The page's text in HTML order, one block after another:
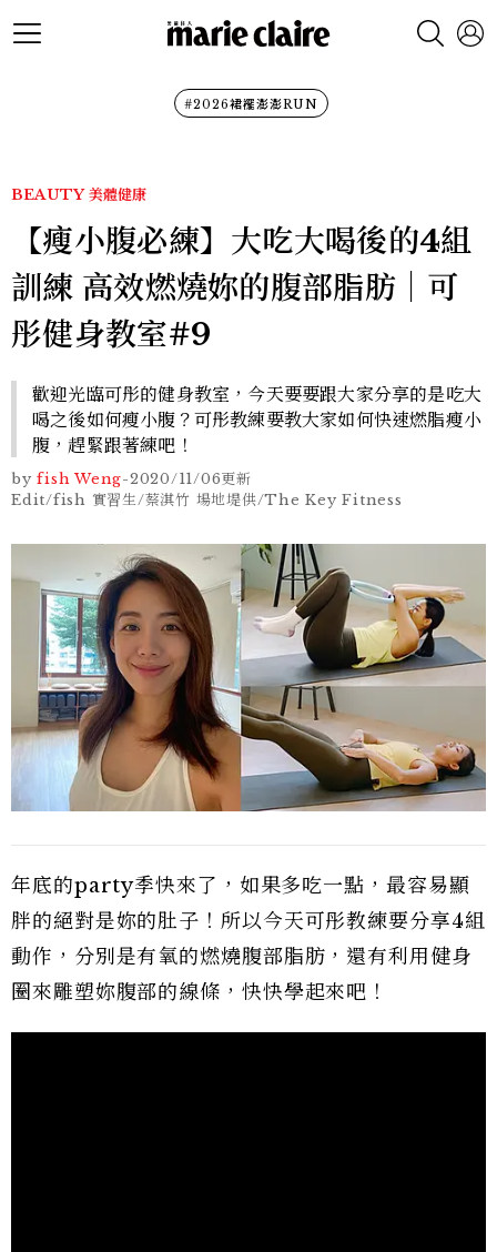
#2026裙襬澎澎RUN
BEAUTY 美體健康
【瘦小腹必練】大吃大喝後的4組
訓練 高效燃燒妳的腹部脂肪｜可
彤健身教室#9
歡迎光臨可彤的健身教室，今天要要跟大家分享的是吃大
喝之後如何瘦小腹？可彤教練要教大家如何快速燃脂瘦小
腹，趕緊跟著練吧！
by fish Weng-2020/11/06更新
Edit/fish 實習生/蔡淇竹 場地堤供/The Key Fitness
年底的party季快來了，如果多吃一點，最容易顯
胖的絕對是妳的肚子！所以今天可彤教練要分享4組
動作，分別是有氧的燃燒腹部脂肪，還有利用健身
圈來雕塑妳腹部的線條，快快學起來吧！